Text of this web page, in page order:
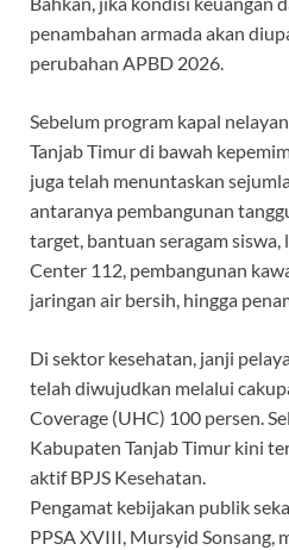
penambahan armada akan
perubahan APBD 2026.
Sebelum program kapal
Tanjab Timur di bawah
juga telah menuntaskan
antaranya pembangunan
target, bantuan seragam
Center 112, pembangunan
jaringan air bersih, hingga
Di sektor kesehatan, janji
telah diwujudkan melalui
Coverage (UHC) 100 persen.
Kabupaten Tanjab Timur kini
aktif BPJS Kesehatan.
Pengamat kebijakan publik
PPSA XVIII, Mursyid Sonsang,